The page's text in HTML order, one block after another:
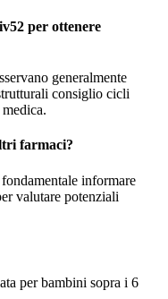
per ottenere
generalmente
consiglio cicli
farmaci?
informare
valutare potenziali
per bambini sopra i 6